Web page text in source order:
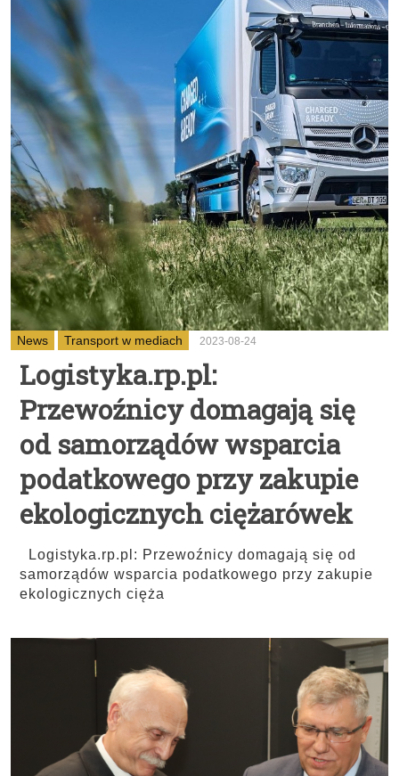
News Transport w mediach 2023-08-24
Logistyka.rp.pl:
Przewoźnicy domagają się
od samorządów wsparcia
podatkowego przy zakupie
ekologicznych ciężarówek
Logistyka.rp.pl: Przewoźnicy domagają się od
samorządów wsparcia podatkowego przy zakupie
ekologicznych cięża